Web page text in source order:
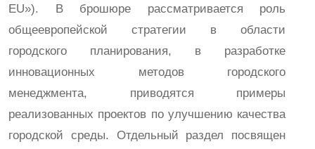
EU»). В брошюре рассматривается роль
общеевропейской стратегии в области
городского планирования, в разработке
инновационных методов городского
менеджмента, приводятся примеры
реализованных проектов по улучшению качества
городской среды. Отдельный раздел посвящен